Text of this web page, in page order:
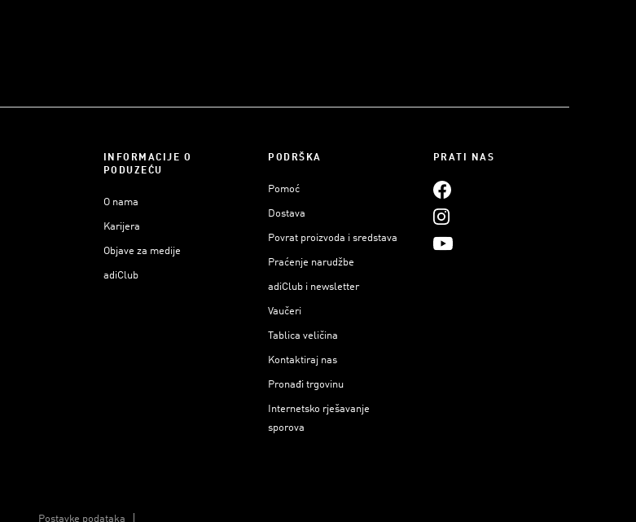
INFORMACIJE O
PODUZEĆU
O nama
Karijera
Objave za medije
adiClub
PODRŠKA
Pomoć
Dostava
Povrat proizvoda i sredstava
Praćenje narudžbe
adiClub i newsletter
Vaučeri
Tablica veličina
Kontaktiraj nas
Pronađi trgovinu
Internetsko rješavanje
sporova
PRATI NAS
Postavke podataka